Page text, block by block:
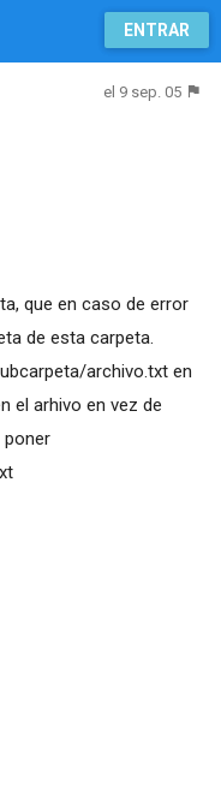
ENTRAR
el 9 sep. 05
que en caso de error
de esta carpeta.
archivo.txt en
el arhivo en vez de
poner